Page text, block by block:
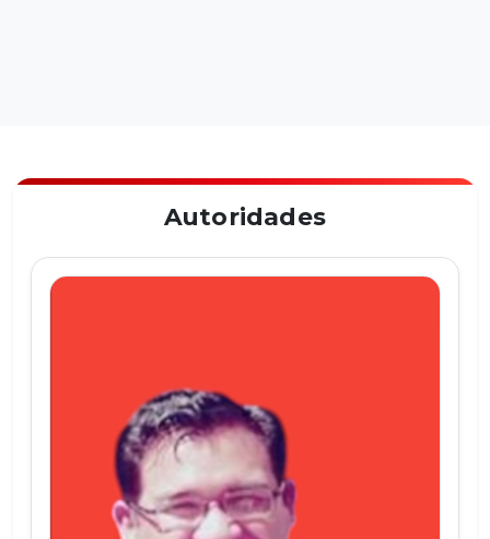
Autoridades